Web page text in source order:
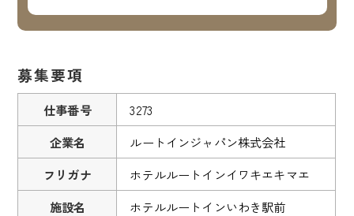
募集要項
仕事番号
3273
企業名
ルートインジャパン株式会社
フリガナ
ホテルルートインイワキエキマエ
施設名
ホテルルートインいわき駅前